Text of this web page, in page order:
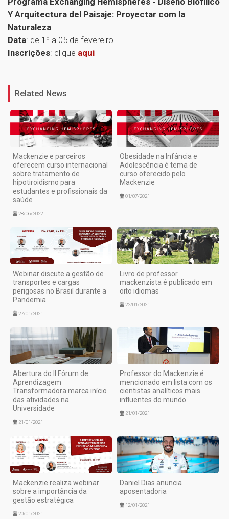
Y Arquitectura del Paisaje: Proyectar com la
Naturaleza
Data: de 1º a 05 de fevereiro
Inscrições: clique aqui
Related News
Mackenzie e parceiros
oferecem curso internacional
sobre tratamento de
hipotiroidismo para
estudantes e profissionais da
saúde
28/06/2022
Obesidade na Infância e
Adolescência é tema de
curso oferecido pelo
Mackenzie
01/07/2021
Webinar discute a gestão de
transportes e cargas
perigosas no Brasil durante a
Pandemia
27/01/2021
Livro de professor
mackenzista é publicado em
oito idiomas
22/01/2021
Abertura do II Fórum de
Aprendizagem
Transformadora marca início
das atividades na
Universidade
21/01/2021
Professor do Mackenzie é
mencionado em lista com os
cientistas analíticos mais
influentes do mundo
21/01/2021
Mackenzie realiza webinar
sobre a importância da
gestão estratégica
20/01/2021
Daniel Dias anuncia
aposentadoria
12/01/2021